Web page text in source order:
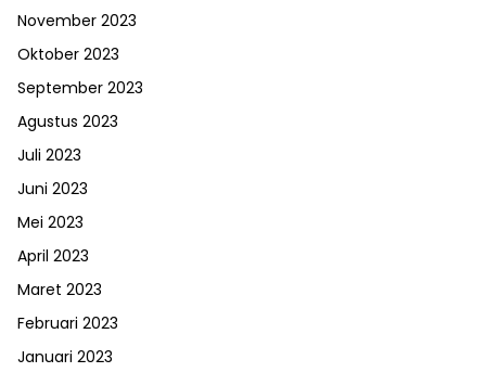
November 2023
Oktober 2023
September 2023
Agustus 2023
Juli 2023
Juni 2023
Mei 2023
April 2023
Maret 2023
Februari 2023
Januari 2023